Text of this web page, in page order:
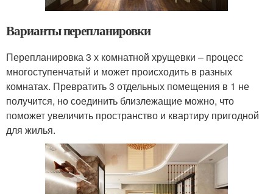
Варианты перепланировки
Перепланировка 3 х комнатной хрущевки – процесс
многоступенчатый и может происходить в разных
комнатах. Превратить 3 отдельных помещения в 1 не
получится, но соединить близлежащие можно, что
поможет увеличить пространство и квартиру пригодной
для жилья.